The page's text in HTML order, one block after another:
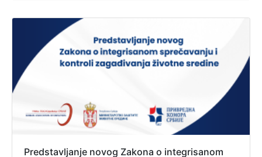
Predstavljanje novog Zakona o integrisanom